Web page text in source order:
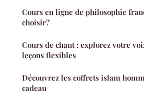
Cours en ligne de philosophie
choisir?
Cours de chant : explorez votre
leçons flexibles
Découvrez les coffrets islam
cadeau